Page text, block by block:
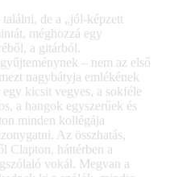
de a „jól-képzett
méghozzá egy
a gitárból.
– nem az első
nagybátyja emlékének
kicsit vegyes, a sokféle
a hangok egyszerűek és
minden kollégája
Az összhatás,
Clapton, háttérben a
vokál. Megvan a